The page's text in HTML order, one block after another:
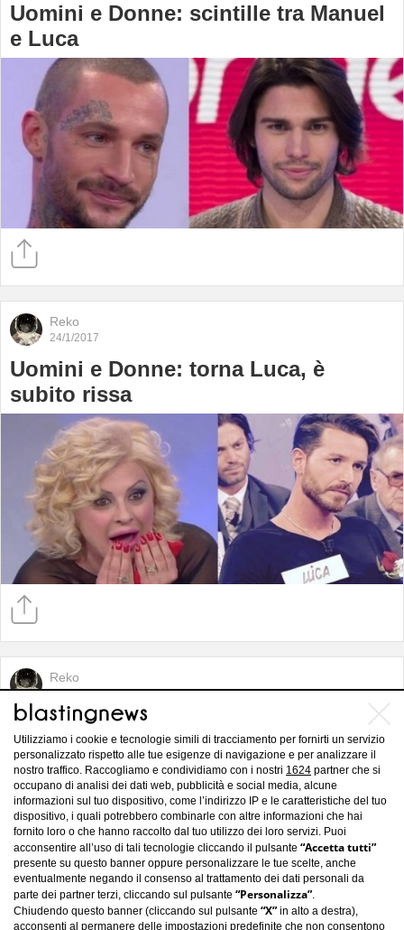
Uomini e Donne: scintille tra Manuel
e Luca
Reko
24/1/2017
Uomini e Donne: torna Luca, è
subito rissa
Reko
20/10/2016
Un cane alla Camera dei deputati
Utilizziamo i cookie e tecnologie simili di tracciamento per fornirti un servizio
personalizzato rispetto alle tue esigenze di navigazione e per analizzare il
nostro traffico. Raccogliamo e condividiamo con i nostri 1624 partner che si
occupano di analisi dei dati web, pubblicità e social media, alcune
informazioni sul tuo dispositivo, come l’indirizzo IP e le caratteristiche del tuo
dispositivo, i quali potrebbero combinarle con altre informazioni che hai
fornito loro o che hanno raccolto dal tuo utilizzo dei loro servizi. Puoi
acconsentire all’uso di tali tecnologie cliccando il pulsante “Accetta tutti”
presente su questo banner oppure personalizzare le tue scelte, anche
eventualmente negando il consenso al trattamento dei dati personali da
parte dei partner terzi, cliccando sul pulsante “Personalizza”.
Chiudendo questo banner (cliccando sul pulsante “X” in alto a destra),
acconsenti al permanere delle impostazioni predefinite che non consentono